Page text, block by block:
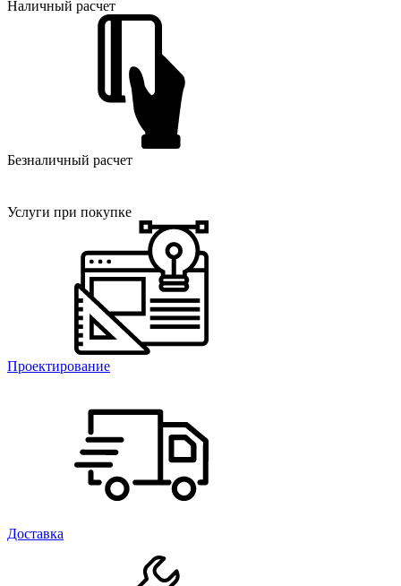
Наличный расчет
Безналичный расчет
Услуги при покупке
Проектирование
Доставка